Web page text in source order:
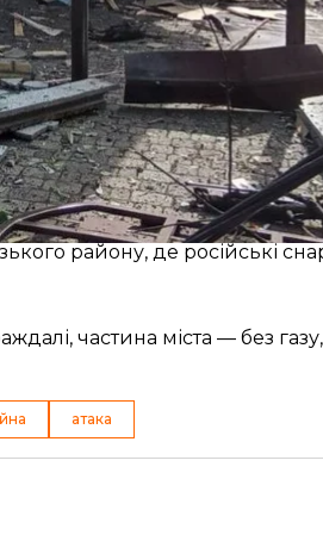
де поранень зазнали
у важкому стані.
споруди, гаражі та
району, де російські
частина міста — без газу,
атака